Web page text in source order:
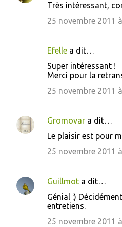
Très intéressant,
25 novembre 2011
Efelle a dit…
Super intéressant !
Merci pour la
25 novembre 2011
Gromovar a dit…
Le plaisir est pour
25 novembre 2011
Guillmot a dit…
Génial :)
entretiens.
25 novembre 2011